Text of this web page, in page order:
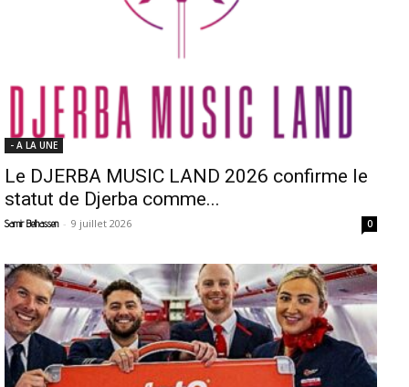
- A LA UNE
Le DJERBA MUSIC LAND 2026 confirme le
statut de Djerba comme...
Samir Belhassen - 9 juillet 2026 0